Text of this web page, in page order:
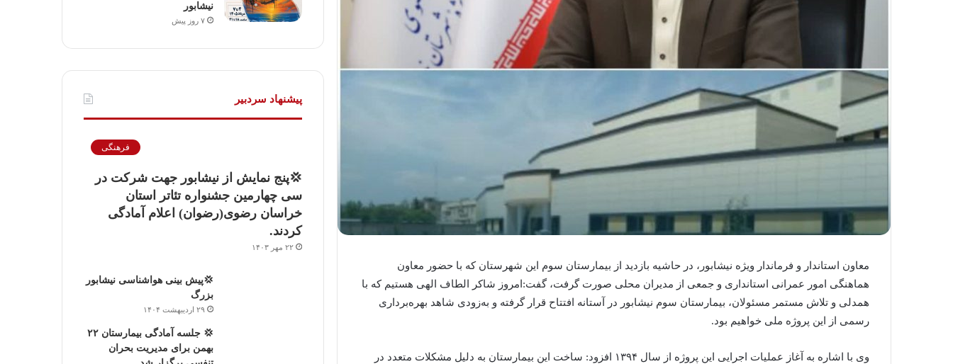
ی
ل
معاون استاندار و فرماندار ویژه نیشابور، در حاشیه بازدید از بیمارستان سوم این شهرستان که با حضور معاون
هماهنگی امور عمرانی استانداری و جمعی از مدیران محلی صورت گرفت، گفت:امروز شاکر الطاف الهی هستیم که با
همدلی و تلاش مستمر مسئولان، بیمارستان سوم نیشابور در آستانه افتتاح قرار گرفته و به‌زودی شاهد بهره‌برداری
رسمی از این پروژه ملی خواهیم بود.
وی با اشاره به آغاز عملیات اجرایی این پروژه از سال ۱۳۹۴ افزود: ساخت این بیمارستان به دلیل مشکلات متعدد در
نیشابور
۷ روز پیش
پیشنهاد سردبیر
فرهنگی
💢پنج نمایش از نیشابور جهت شرکت در
سی چهارمین جشنواره تئاتر استان
خراسان رضوی(رضوان) اعلام آمادگی
کردند.
۲۲ مهر ۱۴۰۳
💢پیش بینی هواشناسی نیشابور
بزرگ
۲۹ اردیبهشت ۱۴۰۴
💢 جلسه آمادگی بیمارستان ۲۲
بهمن برای مدیریت بحران